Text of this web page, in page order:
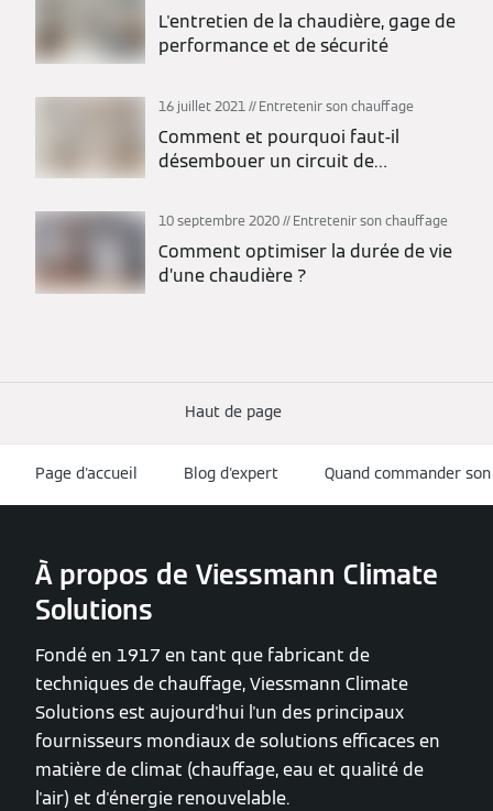
L'entretien de la chaudière, gage de
performance et de sécurité
16 juillet 2021 Entretenir son chauffage
Comment et pourquoi faut-il
désembouer un circuit de
10 septembre 2020 Entretenir son chauffage
Comment optimiser la durée de vie
d’une chaudière ?
Haut de page
Page d'accueil Blog d'expert Quand commander
À propos de Viessmann Climate
Solutions
Fondé en 1917 en tant que fabricant de
techniques de chauffage, Viessmann Climate
Solutions est aujourd'hui l'un des principaux
fournisseurs mondiaux de solutions efficaces en
matière de climat (chauffage, eau et qualité de
l'air) et d'énergie renouvelable.